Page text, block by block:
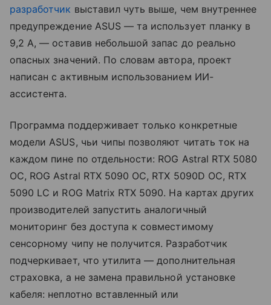
разработчик выставил чуть выше, чем внутреннее
предупреждение ASUS — та использует планку в
9,2 А, — оставив небольшой запас до реально
опасных значений. По словам автора, проект
написан с активным использованием ИИ-
ассистента.
Программа поддерживает только конкретные
модели ASUS, чьи чипы позволяют читать ток на
каждом пине по отдельности: ROG Astral RTX 5080
OC, ROG Astral RTX 5090 OC, RTX 5090D OC, RTX
5090 LC и ROG Matrix RTX 5090. На картах других
производителей запустить аналогичный
мониторинг без доступа к совместимому
сенсорному чипу не получится. Разработчик
подчеркивает, что утилита — дополнительная
страховка, а не замена правильной установке
кабеля: неплотно вставленный или